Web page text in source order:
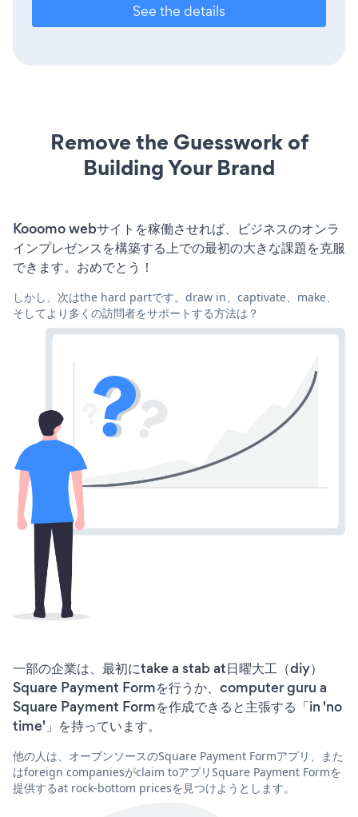
See the details
Remove the Guesswork of
Building Your Brand
Kooomo webサイトを稼働させれば、ビジネスのオンラ
インプレゼンスを構築する上での最初の大きな課題を克服
できます。おめでとう！
しかし、次はthe hard partです。draw in、captivate、make、
そしてより多くの訪問者をサポートする方法は？
一部の企業は、最初にtake a stab at日曜大工（diy）
Square Payment Formを行うか、computer guru a
Square Payment Formを作成できると主張する「in 'no
time'」を持っています。
他の人は、オープンソースのSquare Payment Formアプリ、また
はforeign companiesがclaim toアプリSquare Payment Formを
提供するat rock-bottom pricesを見つけようとします。